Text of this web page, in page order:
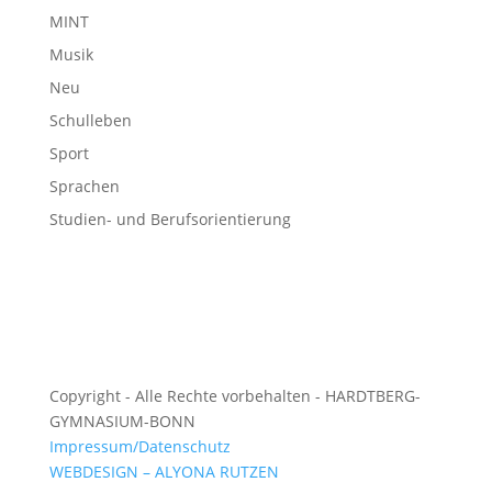
MINT
Musik
Neu
Schulleben
Sport
Sprachen
Studien- und Berufsorientierung
Copyright - Alle Rechte vorbehalten - HARDTBERG-
GYMNASIUM-BONN
Impressum/Datenschutz
WEBDESIGN – ALYONA RUTZEN